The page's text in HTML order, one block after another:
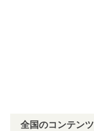
全国のコンテンツ